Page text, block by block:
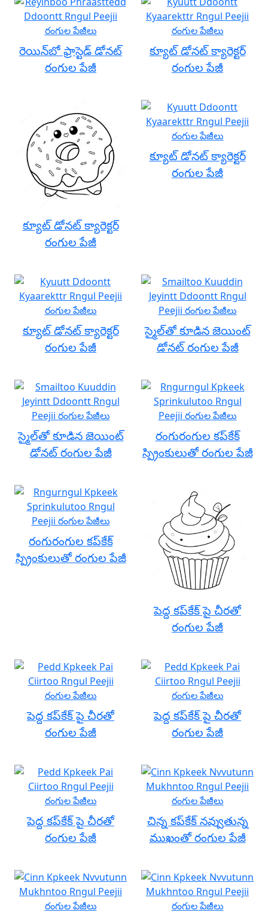
రెయిన్‌బో ఫ్రాస్టెడ్ డోనట్
రంగుల పేజీ
క్యూట్ డోనట్ క్యారెక్టర్
రంగుల పేజీ
క్యూట్ డోనట్ క్యారెక్టర్
రంగుల పేజీ
క్యూట్ డోనట్ క్యారెక్టర్
రంగుల పేజీ
క్యూట్ డోనట్ క్యారెక్టర్
రంగుల పేజీ
స్మైల్‌తో కూడిన జెయింట్
డోనట్ రంగుల పేజీ
స్మైల్‌తో కూడిన జెయింట్
డోనట్ రంగుల పేజీ
రంగురంగుల కప్‌కేక్
స్ప్రింకులుతో రంగుల పేజీ
రంగురంగుల కప్‌కేక్
స్ప్రింకులుతో రంగుల పేజీ
పెద్ద కప్‌కేక్ పై చీరతో
రంగుల పేజీ
పెద్ద కప్‌కేక్ పై చీరతో
రంగుల పేజీ
పెద్ద కప్‌కేక్ పై చీరతో
రంగుల పేజీ
పెద్ద కప్‌కేక్ పై చీరతో
రంగుల పేజీ
చిన్న కప్‌కేక్ నవ్వుతున్న
ముఖంతో రంగుల పేజీ